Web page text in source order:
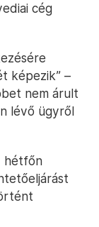
cég
képezik” –
nem árult
lévő ügyről
hétfőn